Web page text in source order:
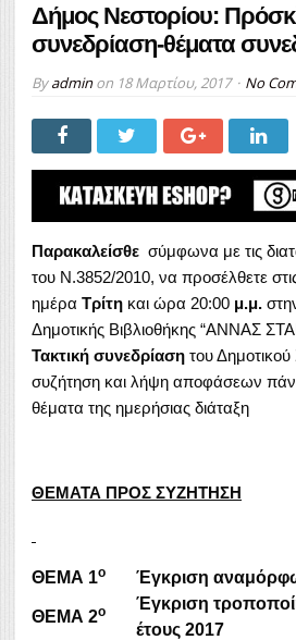
Δήμος Νεστορίου:
συνεδρίαση-θέματα
Byadminon 18 Μαρτίου, 2017 No
Παρακαλείσθε σύμφωνα με τις
του Ν.3852/2010, να προσέλθετε
ημέρα Τρίτη και ώρα 20:00 μ.μ.
Δημοτικής Βιβλιοθήκης “ΑΝΝΑΣ
Τακτική συνεδρίαση του
συζήτηση και λήψη αποφάσεων
θέματα της ημερήσιας διάταξη
ΘΕΜΑΤΑ ΠΡΟΣ ΣΥΖΗΤΗΣΗ
ΘΕΜΑ 1ο Έγκριση
ΘΕΜΑ 2ο
Έγκριση
έτους 2017